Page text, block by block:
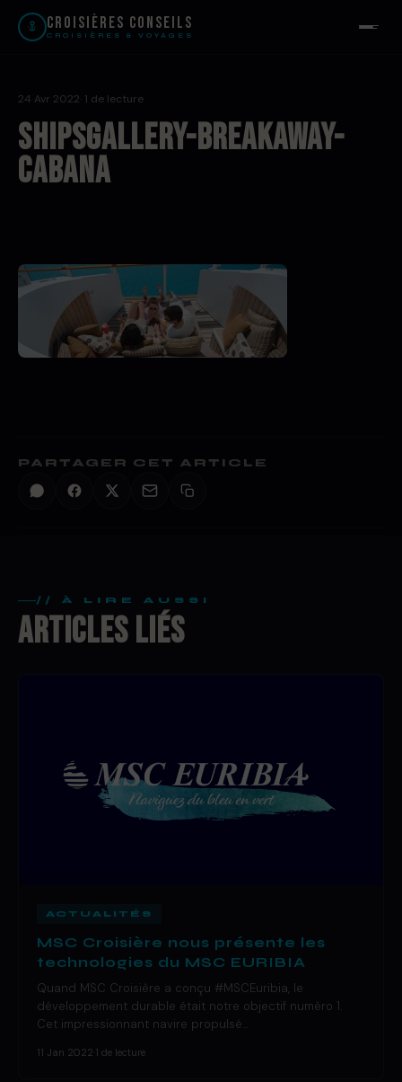
Croisières Conseils
CROISIÈRES & VOYAGES
24 Avr 2022 · 1 de lecture
ShipsGallery-breakaway-
cabana
PARTAGER CET ARTICLE
// À LIRE AUSSI
ARTICLES LIÉS
ACTUALITÉS
MSC Croisière nous présente les
technologies du MSC EURIBIA
Quand MSC Croisière a conçu #MSCEuribia, le
développement durable était notre objectif numéro 1.
Cet impressionnant navire propulsé…
11 Jan 2022 1 de lecture